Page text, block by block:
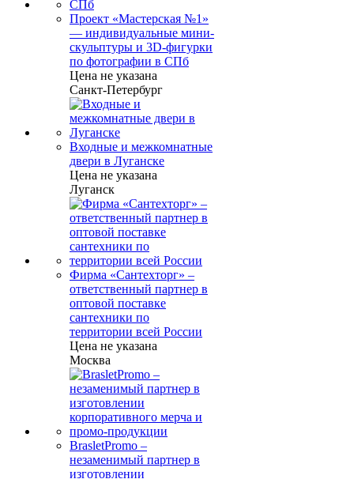
Проект «Мастерская №1»
— индивидуальные мини-
скульптуры и 3D-фигурки
по фотографии в СПб
Цена не указана
Санкт-Петербург
Входные и межкомнатные
двери в Луганске
Цена не указана
Луганск
Фирма «Сантехторг» –
ответственный партнер в
оптовой поставке
сантехники по
территории всей России
Цена не указана
Москва
BrasletPromo –
незаменимый партнер в
изготовлении